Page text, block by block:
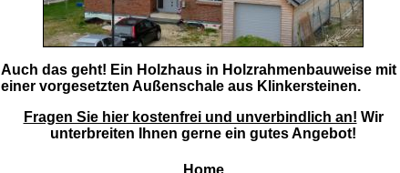
Auch das geht! Ein Holzhaus in Holzrahmenbauweise mit
einer vorgesetzten Außenschale aus Klinkersteinen.
Fragen Sie hier kostenfrei und unverbindlich an! Wir
unterbreiten Ihnen gerne ein gutes Angebot!
Home